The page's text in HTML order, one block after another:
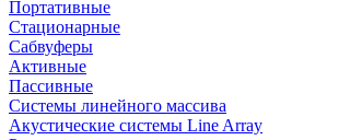
Портативные
Стационарные
Сабвуферы
Активные
Пассивные
Системы линейного массива
Акустические системы Line Array